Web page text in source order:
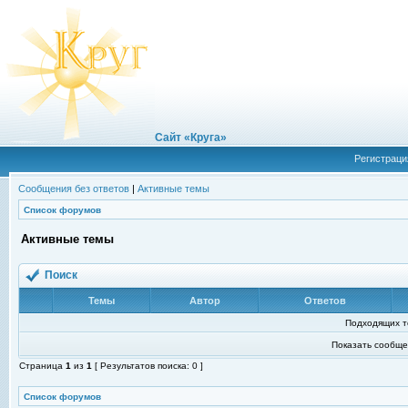
Сайт «Круга»
Сообщения без ответов | Активные темы
Список форумов
Активные темы
Поиск
Темы Автор Ответов
Подходящих
Показать
Страница 1 из 1 [ Результатов поиска: 0 ]
Список форумов